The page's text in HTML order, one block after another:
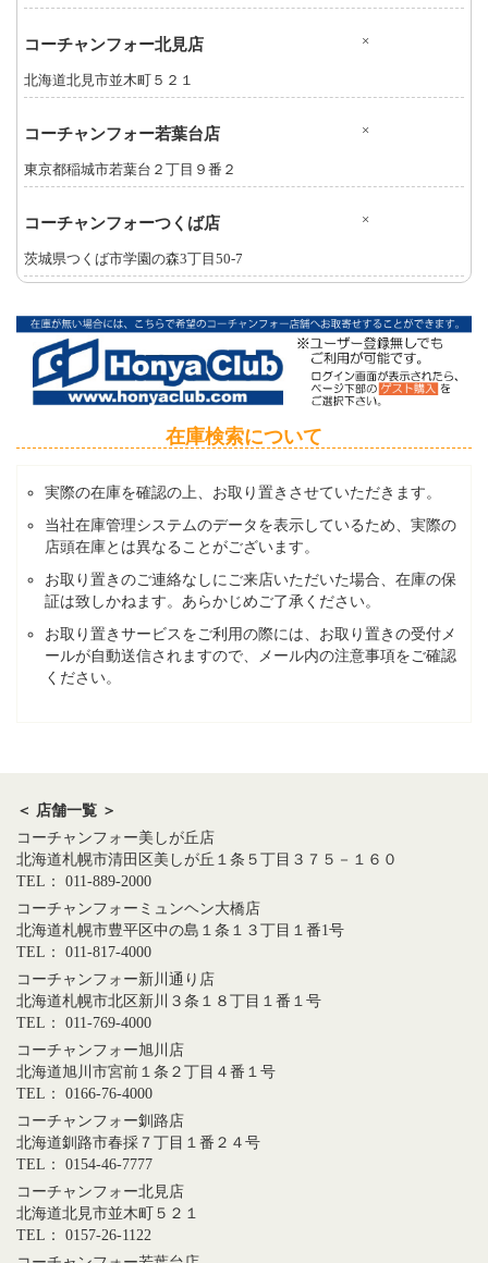
コーチャンフォー北見店 ×
北海道北見市並木町５２１
コーチャンフォー若葉台店 ×
東京都稲城市若葉台２丁目９番２
コーチャンフォーつくば店 ×
茨城県つくば市学園の森3丁目50-7
在庫検索について
実際の在庫を確認の上、お取り置きさせていただきます。
当社在庫管理システムのデータを表示しているため、実際の
店頭在庫とは異なることがございます。
お取り置きのご連絡なしにご来店いただいた場合、在庫の保
証は致しかねます。あらかじめご了承ください。
お取り置きサービスをご利用の際には、お取り置きの受付メ
ールが自動送信されますので、メール内の注意事項をご確認
ください。
＜ 店舗一覧 ＞
コーチャンフォー美しが丘店
北海道札幌市清田区美しが丘１条５丁目３７５－１６０
TEL： 011-889-2000
コーチャンフォーミュンヘン大橋店
北海道札幌市豊平区中の島１条１３丁目１番1号
TEL： 011-817-4000
コーチャンフォー新川通り店
北海道札幌市北区新川３条１８丁目１番１号
TEL： 011-769-4000
コーチャンフォー旭川店
北海道旭川市宮前１条２丁目４番１号
TEL： 0166-76-4000
コーチャンフォー釧路店
北海道釧路市春採７丁目１番２４号
TEL： 0154-46-7777
コーチャンフォー北見店
北海道北見市並木町５２１
TEL： 0157-26-1122